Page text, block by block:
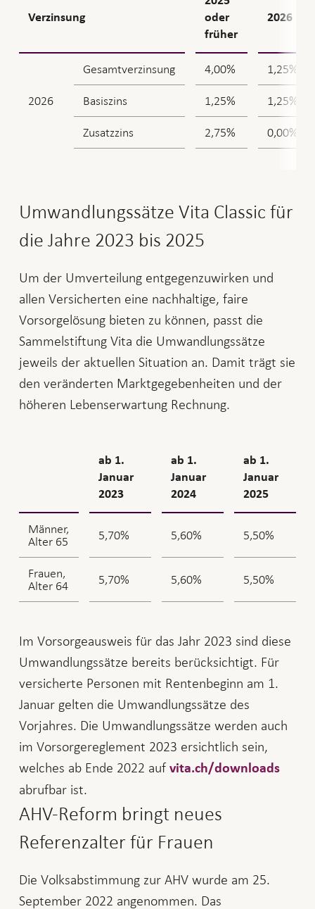
Verzinsung
oder
früher
2026
2026
Gesamtverzinsung 4,00% 1,25%
Basiszins 1,25% 1,25%
Zusatzzins 2,75% 0,00%
Umwandlungssätze Vita Classic für
die Jahre 2023 bis 2025
Um der Umverteilung entgegenzuwirken und
allen Versicherten eine nachhaltige, faire
Vorsorgelösung bieten zu können, passt die
Sammelstiftung Vita die Umwandlungssätze
jeweils der aktuellen Situation an. Damit trägt sie
den veränderten Marktgegebenheiten und der
höheren Lebenserwartung Rechnung.
ab 1.
Januar
2023
ab 1.
Januar
2024
ab 1.
Januar
2025
Männer,
Alter 65
5,70% 5,60% 5,50%
Frauen,
Alter 64
5,70% 5,60% 5,50%
Im Vorsorgeausweis für das Jahr 2023 sind diese
Umwandlungssätze bereits berücksichtigt. Für
versicherte Personen mit Rentenbeginn am 1.
Januar gelten die Umwandlungssätze des
Vorjahres. Die Umwandlungssätze werden auch
im Vorsorgereglement 2023 ersichtlich sein,
welches ab Ende 2022 auf vita.ch/downloads
abrufbar ist.
AHV-Reform bringt neues
Referenzalter für Frauen
Die Volksabstimmung zur AHV wurde am 25.
September 2022 angenommen. Das